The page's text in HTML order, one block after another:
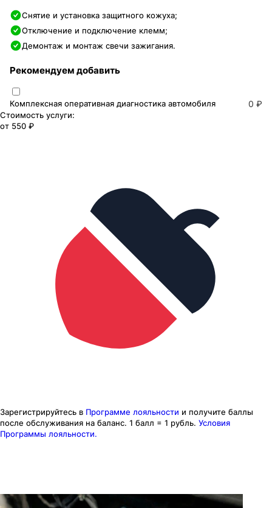
Снятие и установка защитного кожуха;
Отключение и подключение клемм;
Демонтаж и монтаж свечи зажигания.
Рекомендуем добавить
Комплексная оперативная диагностика автомобиля 0 ₽
Стоимость услуги:
от 550 ₽
Зарегистрируйтесь в Программе лояльности и получите баллы
после обслуживания на баланс. 1 балл = 1 рубль. Условия
Программы лояльности.